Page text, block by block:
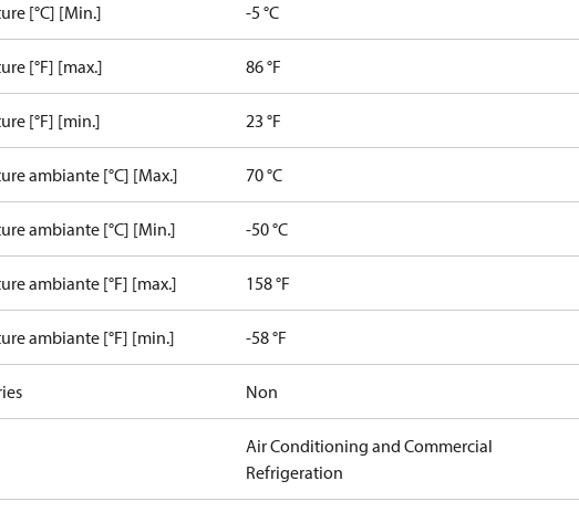
[°C] [Min.] -5 °C
[°F] [max.] 86 °F
[°F] [min.] 23 °F
ambiante [°C] [Max.] 70 °C
ambiante [°C] [Min.] -50 °C
ambiante [°F] [max.] 158 °F
ambiante [°F] [min.] -58 °F
Non
Air Conditioning and Commercial
Refrigeration